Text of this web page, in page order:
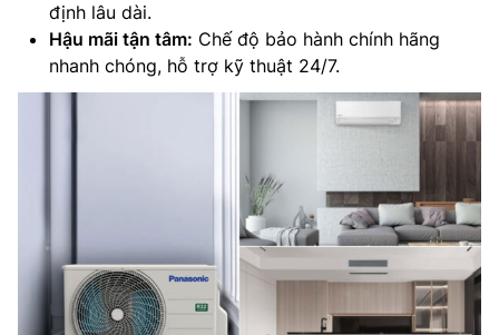
định lâu dài.
Hậu mãi tận tâm: Chế độ bảo hành chính hãng
nhanh chóng, hỗ trợ kỹ thuật 24/7.